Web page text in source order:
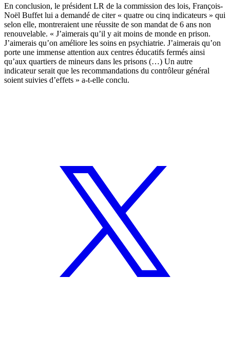
En conclusion, le président LR de la commission des lois, François-
Noël Buffet lui a demandé de citer « quatre ou cinq indicateurs » qui
selon elle, montreraient une réussite de son mandat de 6 ans non
renouvelable. « J’aimerais qu’il y ait moins de monde en prison.
J’aimerais qu’on améliore les soins en psychiatrie. J’aimerais qu’on
porte une immense attention aux centres éducatifs fermés ainsi
qu’aux quartiers de mineurs dans les prisons (…) Un autre
indicateur serait que les recommandations du contrôleur général
soient suivies d’effets » a-t-elle conclu.